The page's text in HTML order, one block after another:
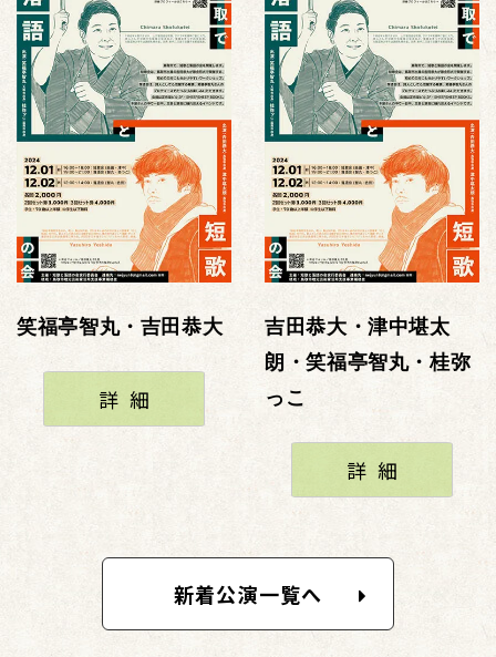
笑福亭智丸・吉田恭大
詳細
吉田恭大・津中堪太
朗・笑福亭智丸・桂弥
っこ
詳細
新着公演一覧へ